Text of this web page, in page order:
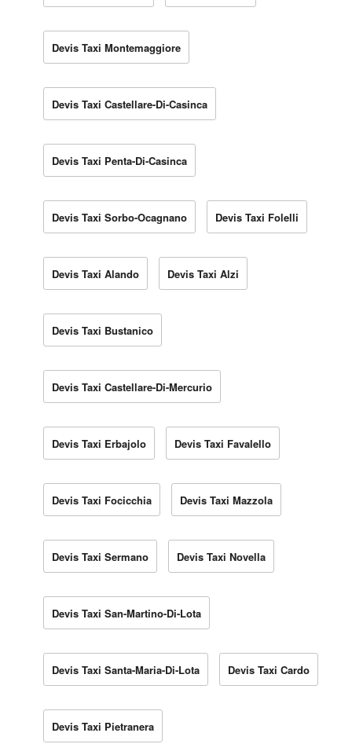
Devis Taxi Montemaggiore
Devis Taxi Castellare-Di-Casinca
Devis Taxi Penta-Di-Casinca
Devis Taxi Sorbo-Ocagnano Devis Taxi Folelli
Devis Taxi Alando Devis Taxi Alzi
Devis Taxi Bustanico
Devis Taxi Castellare-Di-Mercurio
Devis Taxi Erbajolo Devis Taxi Favalello
Devis Taxi Focicchia Devis Taxi Mazzola
Devis Taxi Sermano Devis Taxi Novella
Devis Taxi San-Martino-Di-Lota
Devis Taxi Santa-Maria-Di-Lota Devis Taxi Cardo
Devis Taxi Pietranera